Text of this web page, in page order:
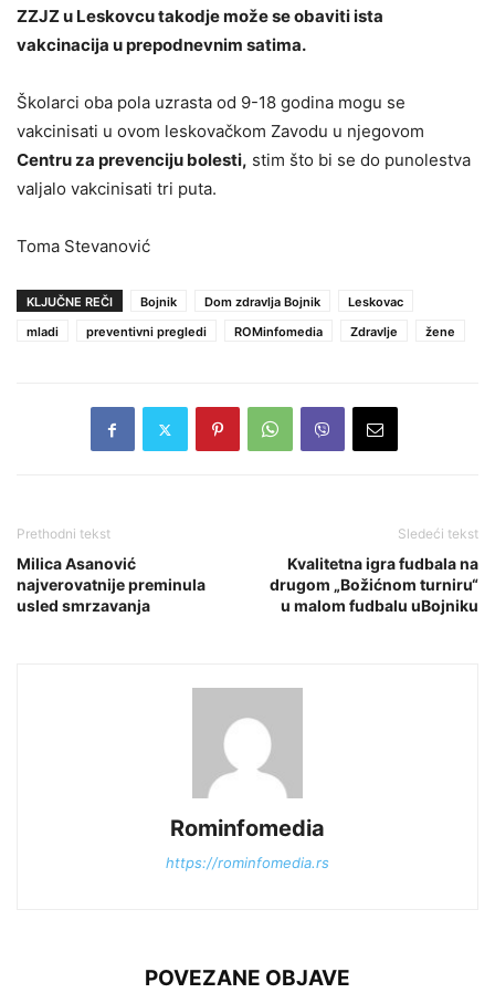
ZZJZ u Leskovcu takodje može se obaviti ista
vakcinacija u prepodnevnim satima.
Školarci oba pola uzrasta od 9-18 godina mogu se
vakcinisati u ovom leskovačkom Zavodu u njegovom
Centru za prevenciju bolesti, stim što bi se do punolestva
valjalo vakcinisati tri puta.
Toma Stevanović
KLJUČNE REČI Bojnik Dom zdravlja Bojnik
Leskovac
mladi
preventivni pregledi ROMinfomedia Zdravlje žene
Prethodni tekst
Milica Asanović
najverovatnije preminula
usled smrzavanja
Sledeći tekst
Kvalitetna igra fudbala na
drugom „Božićnom turniru“
u malom fudbalu uBojniku
Rominfomedia
https://rominfomedia.rs
POVEZANE OBJAVE